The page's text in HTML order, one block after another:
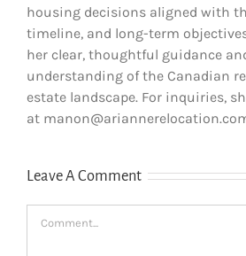
housing decisions aligned with
timeline, and long-term
her clear, thoughtful guidance
understanding of the Canadian
estate landscape. For inquiries,
at
Leave A Comment